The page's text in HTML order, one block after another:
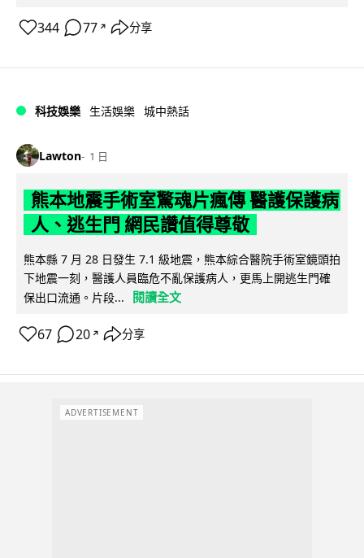
344 77 ↗ 分享
科技娛樂 生活娛樂 城中熱話
Lawton 1 日
熊本地震手術室驚魂片瘋傳 醫護保護病
人、逃生門 網民讚值得尊敬
熊本縣 7 月 28 日發生 7.1 級地震，熊本綜合醫院手術室鏡頭拍
下地震一刻，醫護人員臨危不亂保護病人，更馬上開逃生門確
保出口流通。片段...
閱讀全文
67 20 ↗ 分享
ADVERTISEMENT